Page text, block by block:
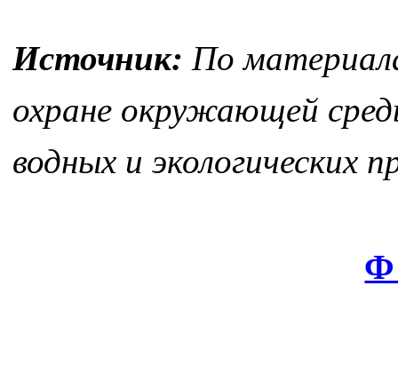
Источник: По
охране окружающей
водных и экологических
Ф